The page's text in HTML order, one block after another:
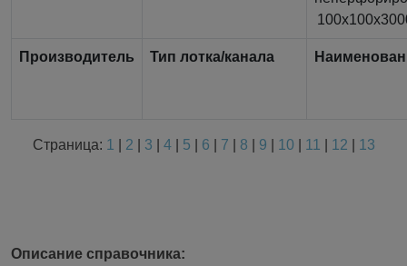
Производитель Тип лотка/канала
Страница: 1 2 3 4| 5 6 7 8 9 10 11 12 13
Описание справочника: